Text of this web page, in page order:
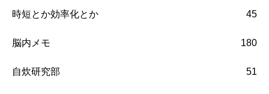
時短とか効率化とか 45
脳内メモ 180
自炊研究部 51